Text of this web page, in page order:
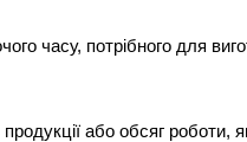
часу, потрібного для
продукції або обсяг